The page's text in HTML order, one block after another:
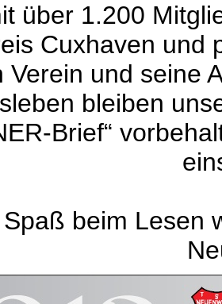
über 1.200
Cuxhaven und
Verein und seine
bleiben
Brief“
beim Lesen